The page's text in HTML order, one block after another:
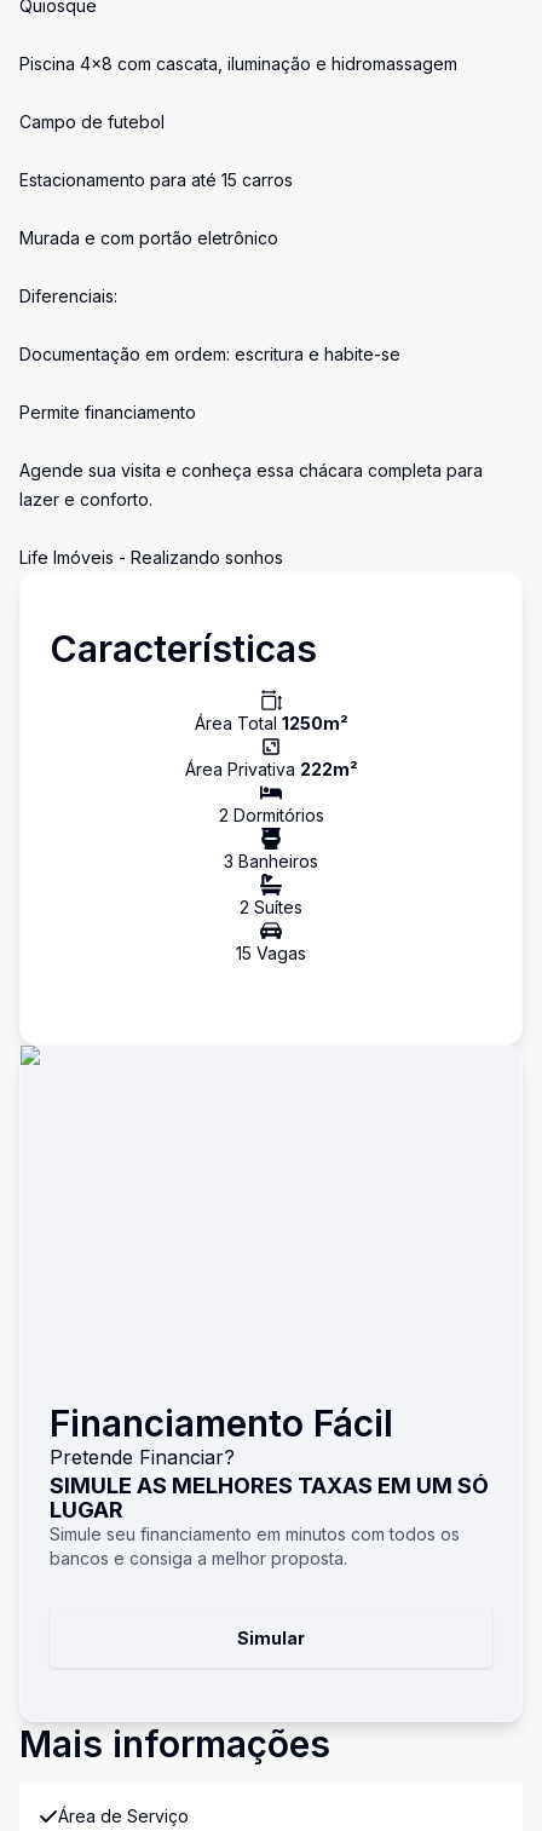
Quiosque
Piscina 4x8 com cascata, iluminação e hidromassagem
Campo de futebol
Estacionamento para até 15 carros
Murada e com portão eletrônico
Diferenciais:
Documentação em ordem: escritura e habite-se
Permite financiamento
Agende sua visita e conheça essa chácara completa para
lazer e conforto.
Life Imóveis - Realizando sonhos
Características
Área Total 1250m²
Área Privativa 222m²
2 Dormitórios
3 Banheiros
2 Suítes
15 Vagas
Financiamento Fácil
Pretende Financiar?
SIMULE AS MELHORES TAXAS EM UM SÓ
LUGAR
Simule seu financiamento em minutos com todos os
bancos e consiga a melhor proposta.
Simular
Mais informações
Área de Serviço